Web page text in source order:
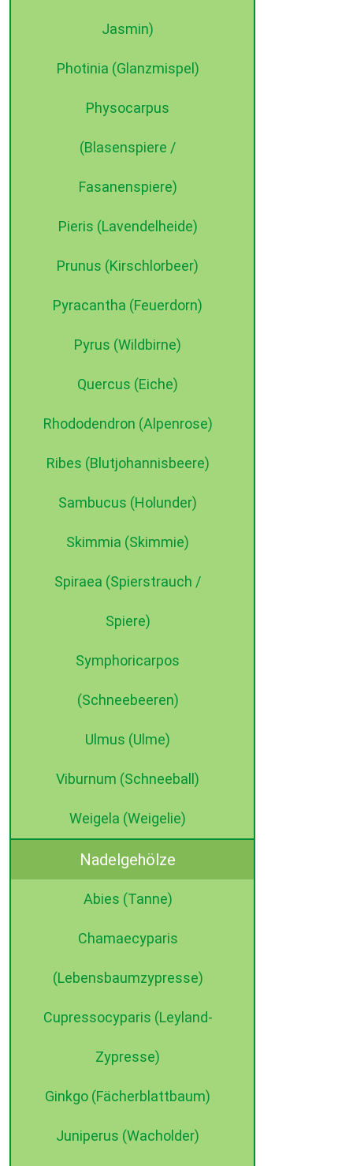
Jasmin)
Photinia (Glanzmispel)
Physocarpus
(Blasenspiere /
Fasanenspiere)
Pieris (Lavendelheide)
Prunus (Kirschlorbeer)
Pyracantha (Feuerdorn)
Pyrus (Wildbirne)
Quercus (Eiche)
Rhododendron (Alpenrose)
Ribes (Blutjohannisbeere)
Sambucus (Holunder)
Skimmia (Skimmie)
Spiraea (Spierstrauch /
Spiere)
Symphoricarpos
(Schneebeeren)
Ulmus (Ulme)
Viburnum (Schneeball)
Weigela (Weigelie)
Nadelgehölze
Abies (Tanne)
Chamaecyparis
(Lebensbaumzypresse)
Cupressocyparis (Leyland-
Zypresse)
Ginkgo (Fächerblattbaum)
Juniperus (Wacholder)